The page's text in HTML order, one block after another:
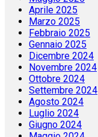
Aprile 2025
Marzo 2025
Febbraio 2025
Gennaio 2025
Dicembre 2024
Novembre 2024
Ottobre 2024
Settembre 2024
Agosto 2024
Luglio 2024
Giugno 2024